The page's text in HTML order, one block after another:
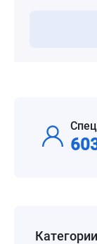
Категории